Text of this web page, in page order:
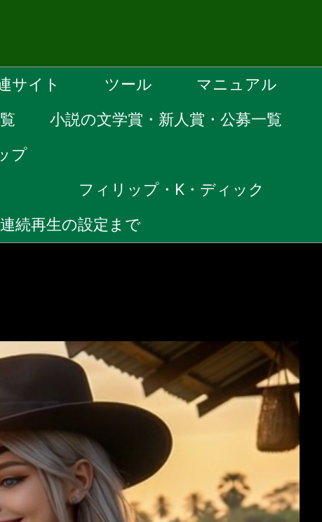
サイト ツール
マニュアル
小説の文学賞・新人賞・公募一覧
プ
フィリップ・K・ディック
続再生の設定まで